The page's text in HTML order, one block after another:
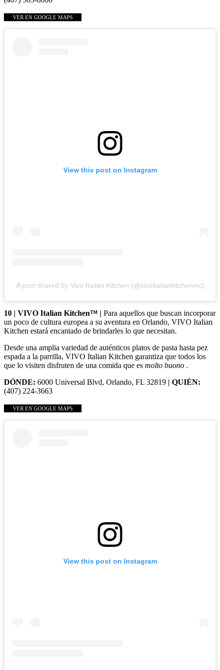
VER EN GOOGLE MAPS
View this post on Instagram
A post shared by Vivo Italian Kitchen (@vivoitaliankitcheninc)
10 | VIVO Italian Kitchen™ | Para aquellos que buscan incorporar
un poco de cultura europea a su aventura en Orlando, VIVO Italian
Kitchen estará encantado de brindarles lo que necesitan.
Desde una amplia variedad de auténticos platos de pasta hasta pez
espada a la parrilla, VIVO Italian Kitchen garantiza que todos los
que lo visiten disfruten de una comida que es molto buono .
DÓNDE: 6000 Universal Blvd, Orlando, FL 32819 | QUIÉN:
(407) 224-3663
VER EN GOOGLE MAPS
View this post on Instagram